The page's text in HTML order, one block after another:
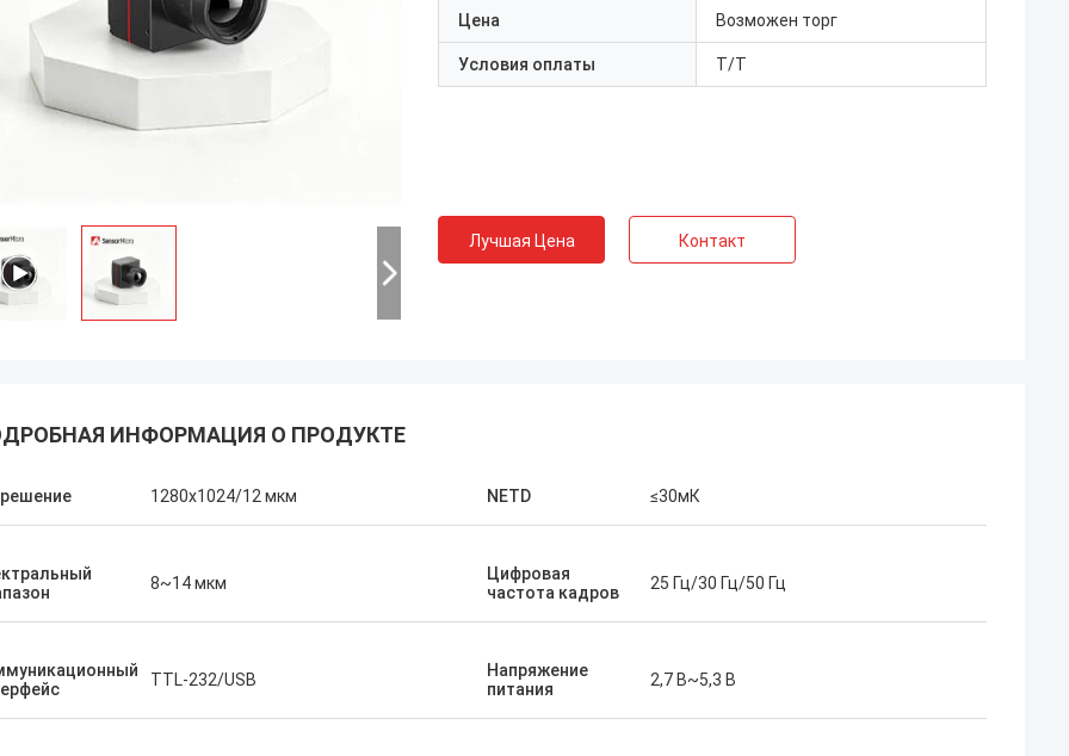
Цена Возможен торг
Условия оплаты Т/Т
Лучшая Цена Контакт
ИНФОРМАЦИЯ О ПРОДУКТЕ
1280x1024/12 мкм NETD ≤30мК
8~14 мкм
Цифровая
частота кадров
25 Гц/30 Гц/50 Гц
TTL-232/USB
Напряжение
питания
2,7 В~5,3 В